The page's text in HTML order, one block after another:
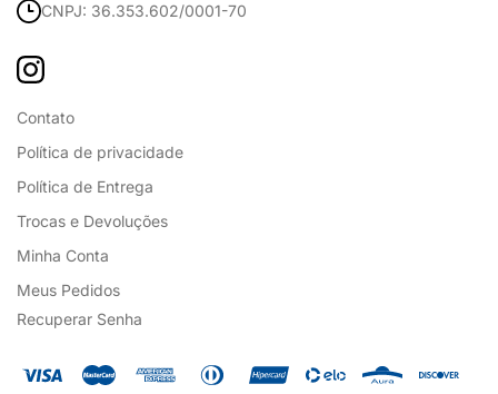
CNPJ: 36.353.602/0001-70
Contato
Política de privacidade
Política de Entrega
Trocas e Devoluções
Minha Conta
Meus Pedidos
Recuperar Senha